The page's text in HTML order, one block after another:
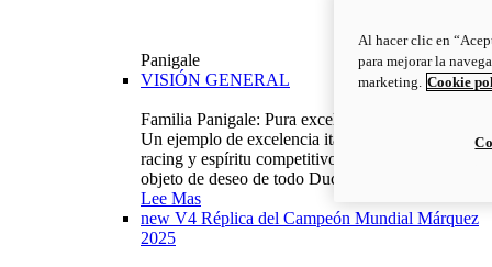
Panigale
VISIÓN GENERAL
Familia Panigale: Pura excelencia italiana.
Un ejemplo de excelencia italiana, con ADN
racing y espíritu competitivo: la Panigale es el
objeto de deseo de todo Ducatista.
Lee Mas
new V4 Réplica del Campeón Mundial Márquez
2025
Al hacer clic en
para mejorar la
marketing. Cookie